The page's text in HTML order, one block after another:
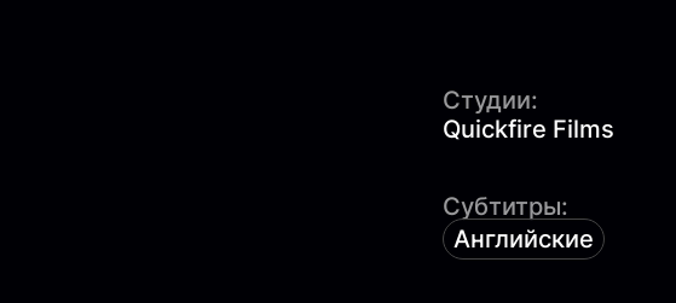
Студии:
Quickfire Films
Субтитры:
Английские